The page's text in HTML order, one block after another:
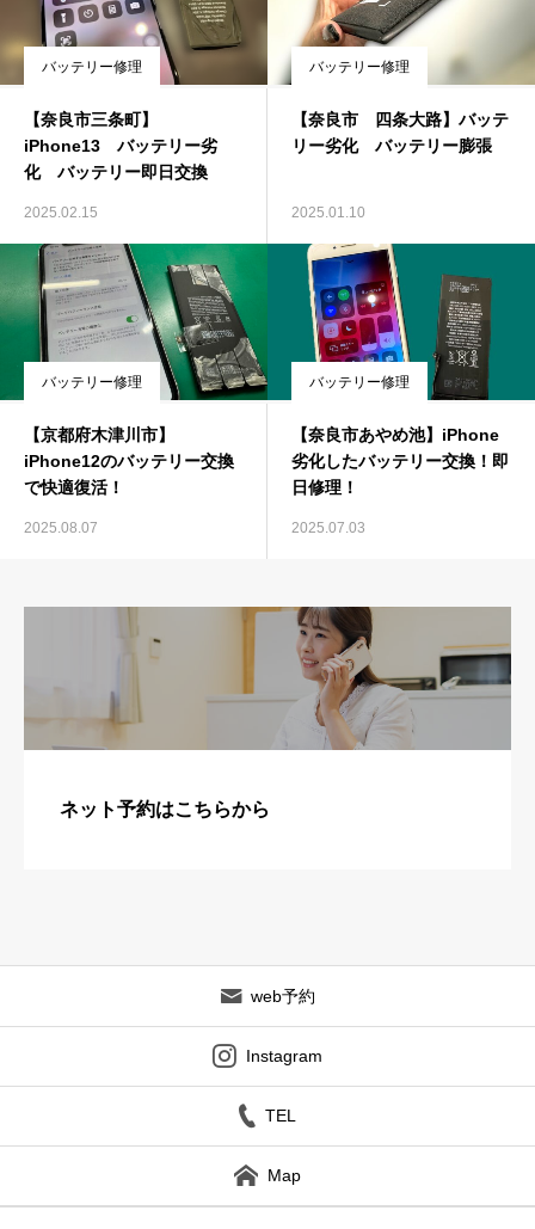
バッテリー修理
【奈良市三条町】
iPhone13 バッテリー劣
化 バッテリー即日交換
2025.02.15
バッテリー修理
【奈良市 四条大路】バッテ
リー劣化 バッテリー膨張
2025.01.10
バッテリー修理
【京都府木津川市】
iPhone12のバッテリー交換
で快適復活！
2025.08.07
バッテリー修理
【奈良市あやめ池】iPhone
劣化したバッテリー交換！即
日修理！
2025.07.03
ネット予約はこちらから
web予約
Instagram
TEL
Map